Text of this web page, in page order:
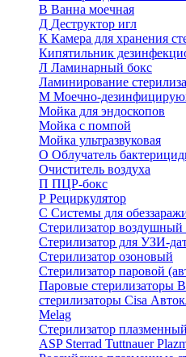
В Ванна моечная
Д Деструктор игл
К Камера для хранения
Кипятильник
Л Ламинарный бокс
Ламинирование
М Моечно-
Мойка для эндоскопов
Мойка с помпой
Мойка ультразвуковая
О Облучатель
Очиститель воздуха
П ПЦР-бокс
Р Рециркулятор
С Системы для
Стерилизатор воздушный
Стерилизатор для УЗИ-
Стерилизатор озоновый
Стерилизатор паровой
Паровые стерилизаторы
стерилизаторы Cisa
Melag
Стерилизатор плазменный
ASP Sterrad Tuttnauer